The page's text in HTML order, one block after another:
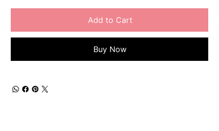
Add to Cart
Buy Now